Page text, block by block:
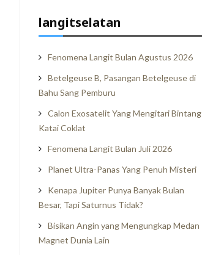
langitselatan
Fenomena Langit Bulan Agustus 2026
Betelgeuse B, Pasangan Betelgeuse di
Bahu Sang Pemburu
Calon Exosatelit Yang Mengitari Bintang
Katai Coklat
Fenomena Langit Bulan Juli 2026
Planet Ultra-Panas Yang Penuh Misteri
Kenapa Jupiter Punya Banyak Bulan
Besar, Tapi Saturnus Tidak?
Bisikan Angin yang Mengungkap Medan
Magnet Dunia Lain